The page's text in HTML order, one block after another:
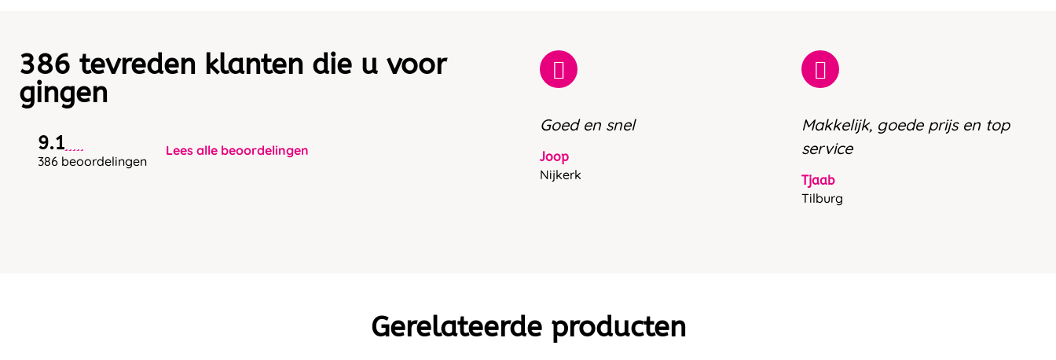
386 tevreden klanten die u voor
gingen
9.1
386 beoordelingen
Lees alle beoordelingen
Goed en snel
Joop
Nijkerk
Makkelijk, goede prijs en top
service
Tjaab
Tilburg
Gerelateerde producten